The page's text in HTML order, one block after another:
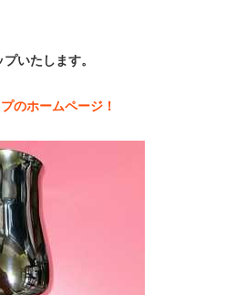
いたします。
のホームページ！